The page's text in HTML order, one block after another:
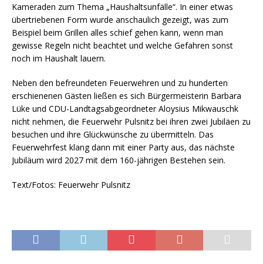
Kameraden zum Thema „Haushaltsunfälle“. In einer etwas
übertriebenen Form wurde anschaulich gezeigt, was zum
Beispiel beim Grillen alles schief gehen kann, wenn man
gewisse Regeln nicht beachtet und welche Gefahren sonst
noch im Haushalt lauern.
Neben den befreundeten Feuerwehren und zu hunderten
erschienenen Gästen ließen es sich Bürgermeisterin Barbara
Lüke und CDU-Landtagsabgeordneter Aloysius Mikwauschk
nicht nehmen, die Feuerwehr Pulsnitz bei ihren zwei Jubiläen zu
besuchen und ihre Glückwünsche zu übermitteln. Das
Feuerwehrfest klang dann mit einer Party aus, das nächste
Jubiläum wird 2027 mit dem 160-jährigen Bestehen sein.
Text/Fotos: Feuerwehr Pulsnitz